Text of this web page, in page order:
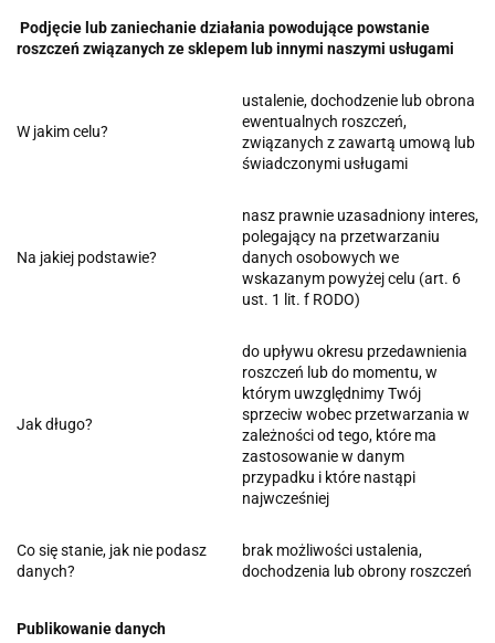
Podjęcie lub zaniechanie działania powodujące powstanie
roszczeń związanych ze sklepem lub innymi naszymi usługami
W jakim celu?
ustalenie, dochodzenie lub obrona
ewentualnych roszczeń,
związanych z zawartą umową lub
świadczonymi usługami
Na jakiej podstawie?
nasz prawnie uzasadniony interes,
polegający na przetwarzaniu
danych osobowych we
wskazanym powyżej celu (art. 6
ust. 1 lit. f RODO)
Jak długo?
do upływu okresu przedawnienia
roszczeń lub do momentu, w
którym uwzględnimy Twój
sprzeciw wobec przetwarzania w
zależności od tego, które ma
zastosowanie w danym
przypadku i które nastąpi
najwcześniej
Co się stanie, jak nie podasz
danych?
brak możliwości ustalenia,
dochodzenia lub obrony roszczeń
Publikowanie danych